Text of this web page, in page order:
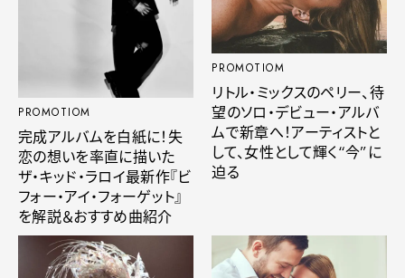
PROMOTIOM
完成アルバムを白紙に！失
恋の想いを率直に描いた
ザ・キッド・ラロイ最新作『ビ
フォー・アイ・フォーゲット』
を解説＆おすすめ曲紹介
PROMOTIOM
リトル・ミックスのペリー、待
望のソロ・デビュー・アルバ
ムで新章へ！アーティストと
して、女性として輝く“今”に
迫る